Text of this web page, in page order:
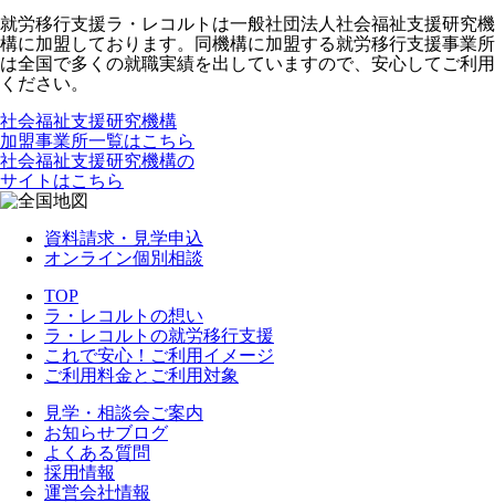
就労移行支援ラ・レコルトは一般社団法人社会福祉支援研究機
構に加盟しております。同機構に加盟する就労移行支援事業所
は全国で多くの就職実績を出していますので、安心してご利用
ください。
社会福祉支援研究機構
加盟事業所一覧はこちら
社会福祉支援研究機構の
サイトはこちら
資料請求・見学申込
オンライン個別相談
TOP
ラ・レコルトの想い
ラ・レコルトの就労移行支援
これで安心！ご利用イメージ
ご利用料金とご利用対象
見学・相談会ご案内
お知らせブログ
よくある質問
採用情報
運営会社情報